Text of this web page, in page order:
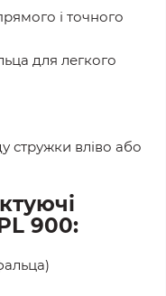
і точного
для легкого
стружки вліво або
900: